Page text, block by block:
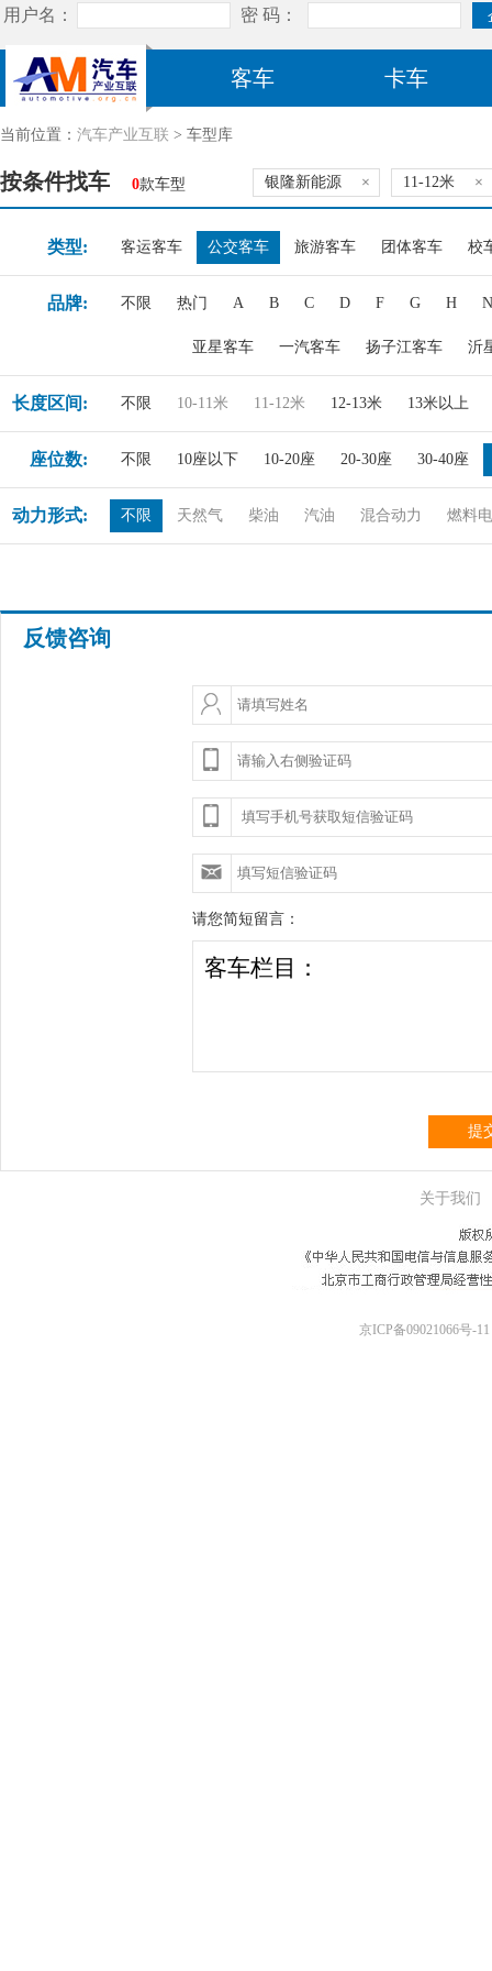
客车 卡车
当前位置： 汽车产业互联 > 车型库
按条件找车 0款车型 银隆新能源 × 11-12米 ×
类型: 客运客车 公交客车 旅游客车 团体客车 校
品牌: 不限 热门 A B C D F G H N
亚星客车 一汽客车 扬子江客车 沂
长度区间: 不限 10-11米 11-12米 12-13米 13米以上
座位数: 不限 10座以下 10-20座 20-30座 30-40座
动力形式: 不限 天然气 柴油 汽油 混合动力 燃料
反馈咨询
请您简短留言：
提
关于我们
京ICP备09021066号-11